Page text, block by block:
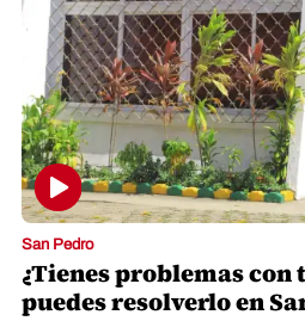
San Pedro
¿Tienes problemas con
puedes resolverlo en